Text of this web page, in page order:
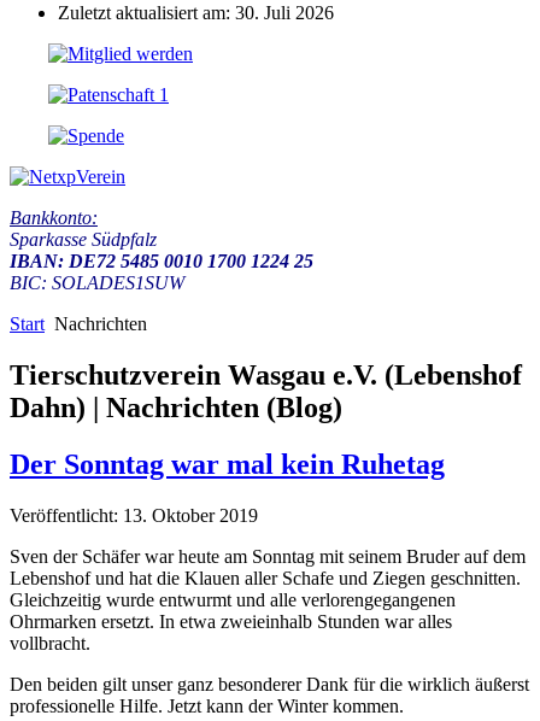
Zuletzt aktualisiert am: 30. Juli 2026
Bankkonto:
Sparkasse Südpfalz
IBAN: DE72 5485 0010 1700 1224 25
BIC: SOLADES1SUW
Start Nachrichten
Tierschutzverein Wasgau e.V. (Lebenshof
Dahn) | Nachrichten (Blog)
Der Sonntag war mal kein Ruhetag
Veröffentlicht: 13. Oktober 2019
Sven der Schäfer war heute am Sonntag mit seinem Bruder auf dem
Lebenshof und hat die Klauen aller Schafe und Ziegen geschnitten.
Gleichzeitig wurde entwurmt und alle verlorengegangenen
Ohrmarken ersetzt. In etwa zweieinhalb Stunden war alles
vollbracht.
Den beiden gilt unser ganz besonderer Dank für die wirklich äußerst
professionelle Hilfe. Jetzt kann der Winter kommen.